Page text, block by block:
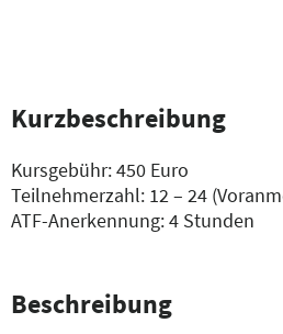
Kurzbeschreibung
Kursgebühr: 450 Euro
Teilnehmerzahl: 12 – 24
ATF-Anerkennung: 4 Stunden
Beschreibung